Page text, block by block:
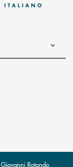
l’app di posta
Rotondo